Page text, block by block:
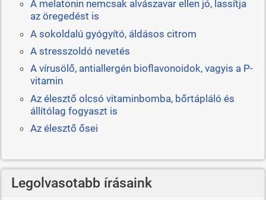
A melatonin nemcsak alvászavar ellen jó, lassítja
az öregedést is
A sokoldalú gyógyító, áldásos citrom
A stresszoldó nevetés
A vírusölő, antiallergén bioflavonoidok, vagyis a P-
vitamin
Az élesztő olcsó vitaminbomba, bőrtápláló és
állítólag fogyaszt is
Az élesztő ősei
Legolvasotabb írásaink